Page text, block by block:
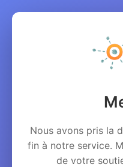
Nous avons pris la
fin à notre service.
de votre